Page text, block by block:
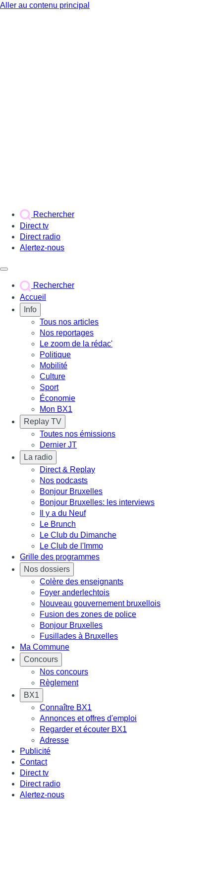
Aller au contenu principal
Rechercher
Direct tv
Direct radio
Alertez-nous
Rechercher
Accueil
Info
Tous nos articles
Nos reportages
Le zoom de la rédac'
Politique
Mobilité
Culture
Sport
Économie
Mon BX1
Replay TV
Toutes nos émissions
Dernier JT
La radio
Direct & Replay
Nos podcasts
Bonjour Bruxelles
Bonjour Bruxelles: les interviews
Il y a du Neuf
Le Brunch
Le Club du Dimanche
Le Club de l'Immo
Grille des programmes
Nos dossiers
Colère des enseignants
Foyer anderlechtois
Nouveau gouvernement bruxellois
Fusion des zones de police
Bonjour Bruxelles
Fusillades à Bruxelles
Ma Commune
Concours
Nos concours
Règlement
BX1
Connaître BX1
Annonces et offres d'emploi
Regarder et écouter BX1
Adresse
Publicité
Contact
Direct tv
Direct radio
Alertez-nous